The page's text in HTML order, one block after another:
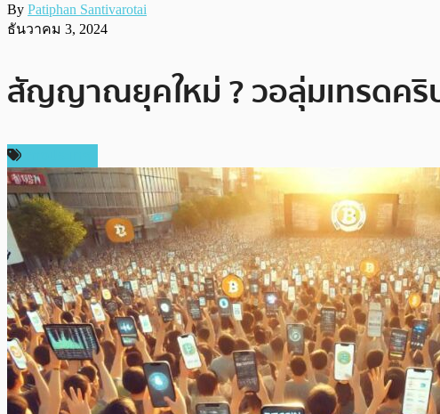
By Patiphan Santivarotai
ธันวาคม 3, 2024
สัญญาณยุคใหม่ ? วอลุ่มเทรดคริ